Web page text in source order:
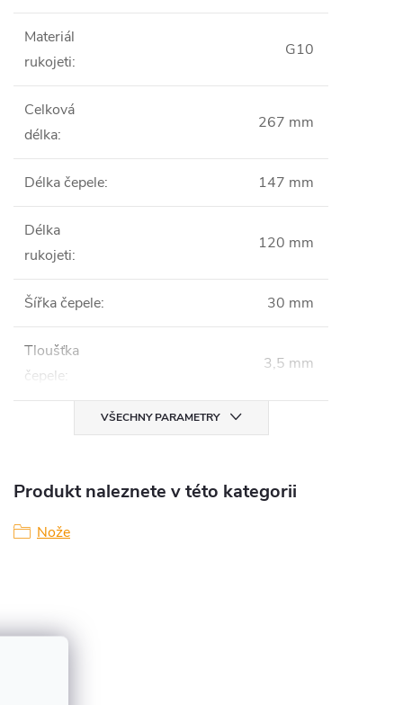
Materiál
rukojeti:
G10
Celková
délka:
267 mm
Délka čepele: 147 mm
Délka
rukojeti:
120 mm
Šířka čepele: 30 mm
Tloušťka
čepele:
3,5 mm
VŠECHNY PARAMETRY
Produkt naleznete v této kategorii
Nože